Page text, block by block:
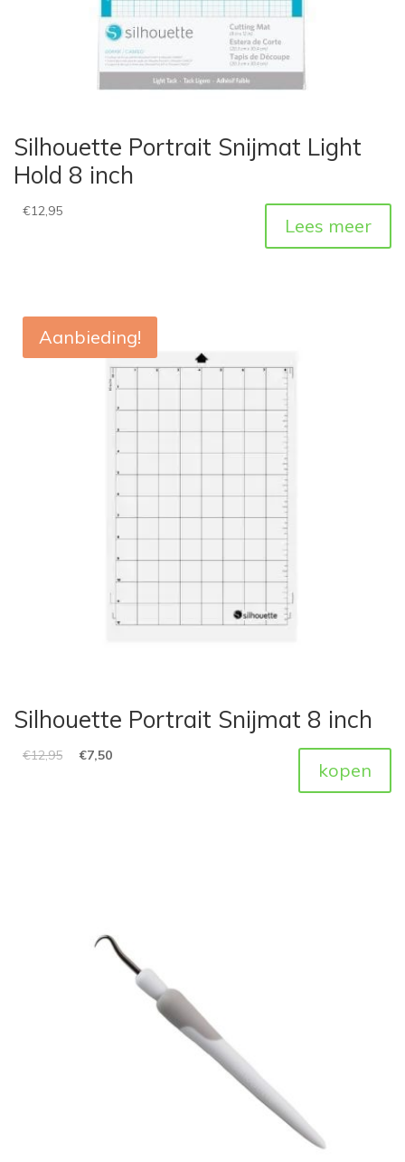
Silhouette Portrait Snijmat Light
Hold 8 inch
€12,95
Lees meer
Aanbieding!
Silhouette Portrait Snijmat 8 inch
€12,95 €7,50
kopen